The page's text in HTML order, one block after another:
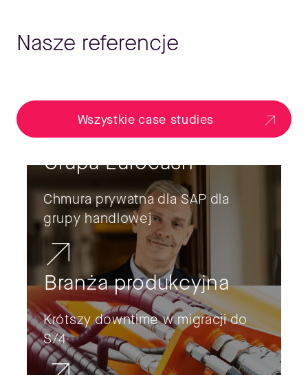
Nasze referencje
Wszystkie case studies
Grupa Eurocash
Chmura prywatna dla SAP dla
grupy handlowej
Branża produkcyjna
Krótszy downtime w migracji do
S/4